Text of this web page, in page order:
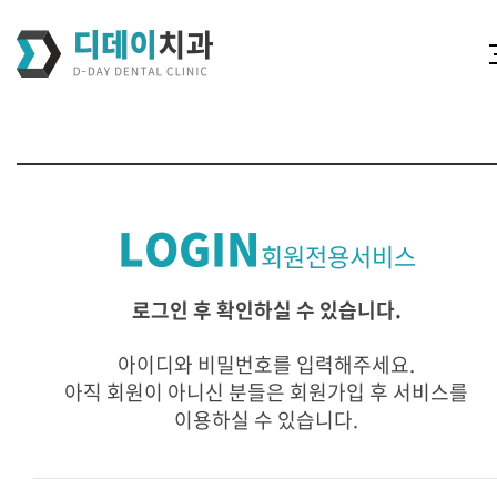
LOGIN회원전용서비스
로그인 후 확인하실 수 있습니다.
아이디와 비밀번호를 입력해주세요.
아직 회원이 아니신 분들은 회원가입 후 서비스를
이용하실 수 있습니다.